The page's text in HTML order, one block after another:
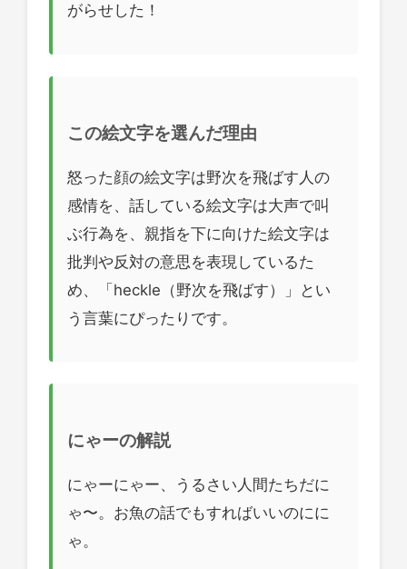
がらせした！
この絵文字を選んだ理由
怒った顔の絵文字は野次を飛ばす人の
感情を、話している絵文字は大声で叫
ぶ行為を、親指を下に向けた絵文字は
批判や反対の意思を表現しているた
め、「heckle（野次を飛ばす）」とい
う言葉にぴったりです。
にゃーの解説
にゃーにゃー、うるさい人間たちだに
ゃ〜。お魚の話でもすればいいのにに
ゃ。